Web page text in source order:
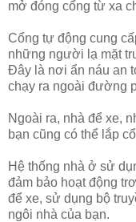
mở đóng cổng từ xa
Cổng tự động cung
những người lạ mặt
Đây là nơi ẩn náu an
chạy ra ngoài đường
Ngoài ra, nhà để xe,
bạn cũng có thể lắp
Hệ thống nhà ở sử
đảm bảo hoạt động
để xe, sử dụng bộ
ngôi nhà của bạn.